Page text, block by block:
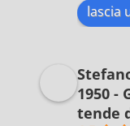
lascia
1950 -
tende